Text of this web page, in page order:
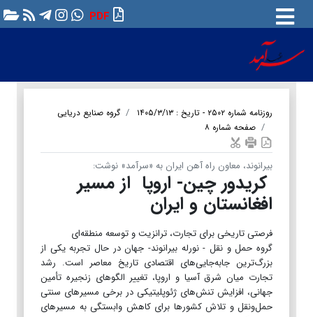
PDF
روزنامه شماره ۲۵۰۲ - تاریخ : ۱۴۰۵/۳/۱۳
گروه صنایع دریایی
صفحه شماره ۸
بیرانوند، معاون راه آهن ایران به «سرآمد» نوشت:
کریدور چین- اروپا از مسیر
افغانستان و ایران
فرصتی تاریخی برای تجارت، ترانزیت و توسعه منطقه‌ای
​​​​​​​گروه حمل و نقل - نورله بیرانوند- جهان در حال تجربه یکی از
بزرگ‌ترین جابه‌جایی‌های اقتصادی تاریخ معاصر است. رشد
تجارت میان شرق آسیا و اروپا، تغییر الگوهای زنجیره تأمین
جهانی، افزایش تنش‌های ژئوپلیتیکی در برخی مسیرهای سنتی
حمل‌ونقل و تلاش کشورها برای کاهش وابستگی به مسیرهای